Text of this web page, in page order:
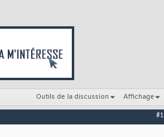
Outils de la discussion Affichage
#1